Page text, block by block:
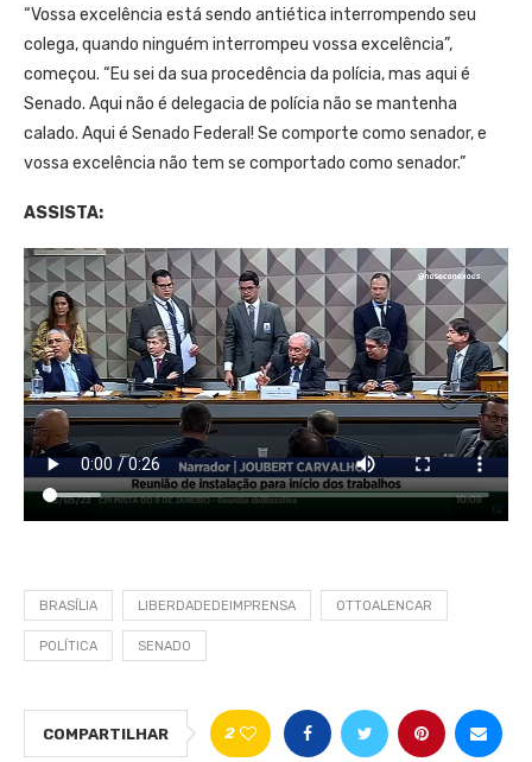
“Vossa excelência está sendo antiética interrompendo seu
colega, quando ninguém interrompeu vossa excelência”,
começou. “Eu sei da sua procedência da polícia, mas aqui é
Senado. Aqui não é delegacia de polícia não se mantenha
calado. Aqui é Senado Federal! Se comporte como senador, e
vossa excelência não tem se comportado como senador.”
ASSISTA:
BRASÍLIA LIBERDADEDEIMPRENSA OTTOALENCAR
POLÍTICA SENADO
COMPARTILHAR 2